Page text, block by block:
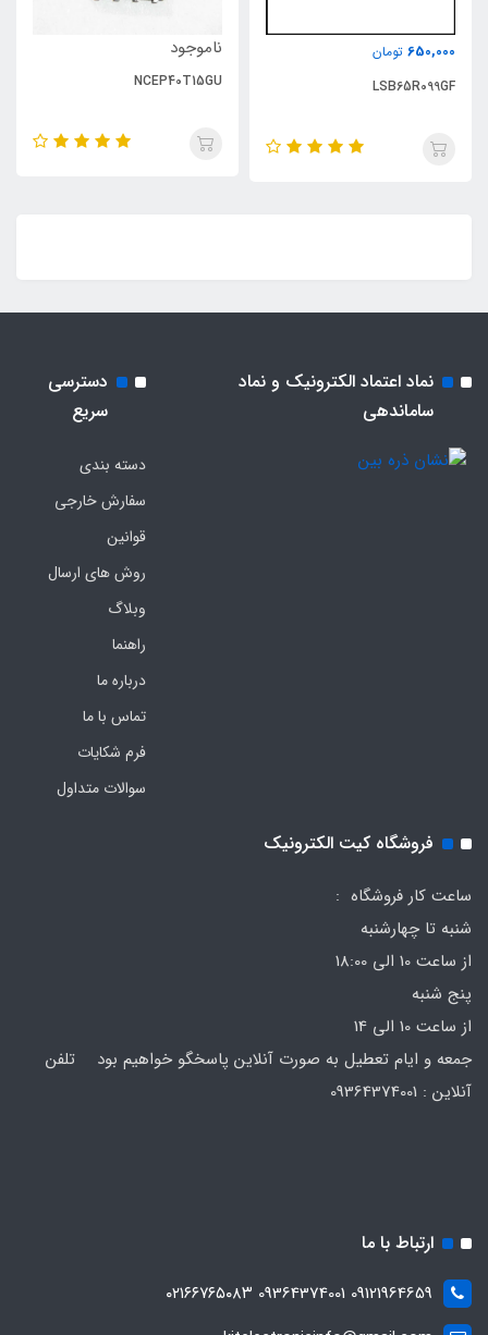
650,000 تومان
LSB65R099GF
ناموجود
NCEP40T15GU
نماد اعتماد الکترونیک و نماد
ساماندهی
دسترسی
سریع
دسته بندی
سفارش خارجی
قوانین
روش های ارسال
وبلاگ
راهنما
درباره ما
تماس با ما
فرم‌ شکایات
سوالات متداول
فروشگاه کیت الکترونیک
ساعت کار فروشگاه :
شنبه تا چهارشنبه
از ساعت 10 الی 18:00
پنج شنبه
از ساعت 10 الی 14
جمعه و ایام تعطیل به صورت آنلاین پاسخگو خواهیم بود تلفن
ارتباط با ما
09121964659 09364374001 ۰۲۱۶۶۷۶۵۰۸۳